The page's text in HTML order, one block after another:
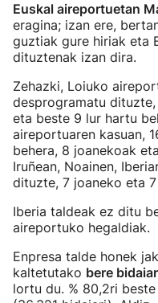
Euskal aireportuetan
eragina; izan ere,
guztiak gure hiriak eta
dituztenak izan dira.
Zehazki, Loiuko
desprogramatu
eta beste 9 lur hartu
aireportuaren kasuan,
behera, 8 joanekoak
Iruñean, Noainen,
dituzte, 7 joaneko eta
Iberia taldeak ez ditu
aireportuko hegaldiak.
Enpresa talde honek
kaltetutako bere
lortu du. % 80,2ri